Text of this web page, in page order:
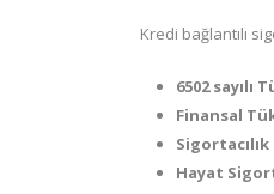
Kredi bağlantılı
6502 sayılı
Finansal
Sigortacılık
Hayat